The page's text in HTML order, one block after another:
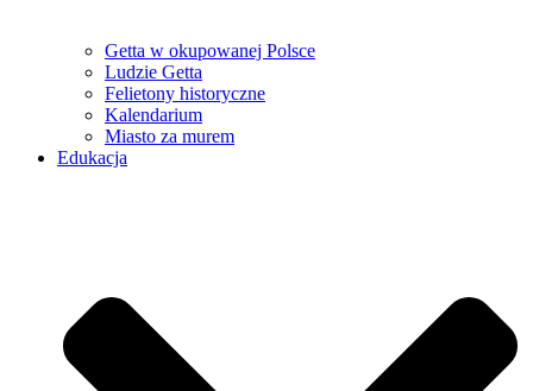
Getta w okupowanej Polsce
Ludzie Getta
Felietony historyczne
Kalendarium
Miasto za murem
Edukacja